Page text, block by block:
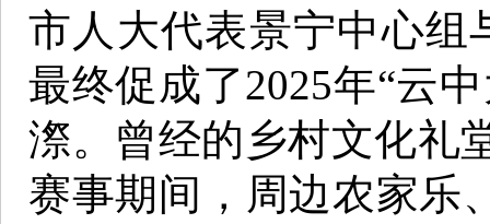
市人大代表景宁中心组
最终促成了2025年“云
漈。曾经的乡村文化礼
赛事期间，周边农家乐